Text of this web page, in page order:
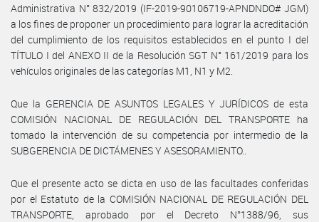
Administrativa N° 832/2019 (IF-2019-90106719-APNDNDO# JGM)
a los fines de proponer un procedimiento para lograr la acreditación
del cumplimiento de los requisitos establecidos en el punto I del
TÍTULO I del ANEXO II de la Resolución SGT N° 161/2019 para los
vehículos originales de las categorías M1, N1 y M2.
Que la GERENCIA DE ASUNTOS LEGALES Y JURÍDICOS de esta
COMISIÓN NACIONAL DE REGULACIÓN DEL TRANSPORTE ha
tomado la intervención de su competencia por intermedio de la
SUBGERENCIA DE DICTÁMENES Y ASESORAMIENTO..
Que el presente acto se dicta en uso de las facultades conferidas
por el Estatuto de la COMISIÓN NACIONAL DE REGULACIÓN DEL
TRANSPORTE, aprobado por el Decreto N°1388/96, sus